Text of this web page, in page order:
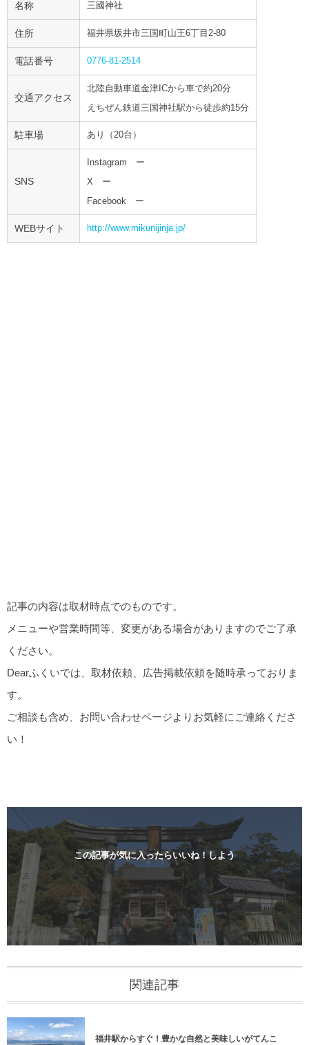
名称 三國神社
住所 福井県坂井市三国町山王6丁目2-80
電話番号 0776-81-2514
交通アクセス
北陸自動車道金津ICから車で約20分
えちぜん鉄道三国神社駅から徒歩約15分
駐車場 あり（20台）
SNS
Instagram ー
X ー
Facebook ー
WEBサイト http://www.mikunijinja.jp/
記事の内容は取材時点でのものです。
メニューや営業時間等、変更がある場合がありますのでご了承
ください。
Dearふくいでは、取材依頼、広告掲載依頼を随時承っておりま
す。
ご相談も含め、お問い合わせページよりお気軽にご連絡くださ
い！
この記事が気に入ったらいいね！しよう
関連記事
福井駅からすぐ！豊かな自然と美味しいがてんこ